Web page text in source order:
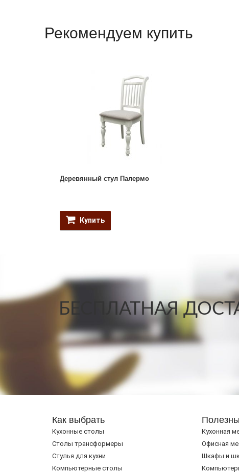
Рекомендуем купить
Деревянный стул Палермо
Купить
БЕСПЛАТНАЯ
Как выбрать
Кухонные столы
Cтолы трансформеры
Стулья для кухни
Компьютерные столы
Кухонная
Офисная
Шкафы и